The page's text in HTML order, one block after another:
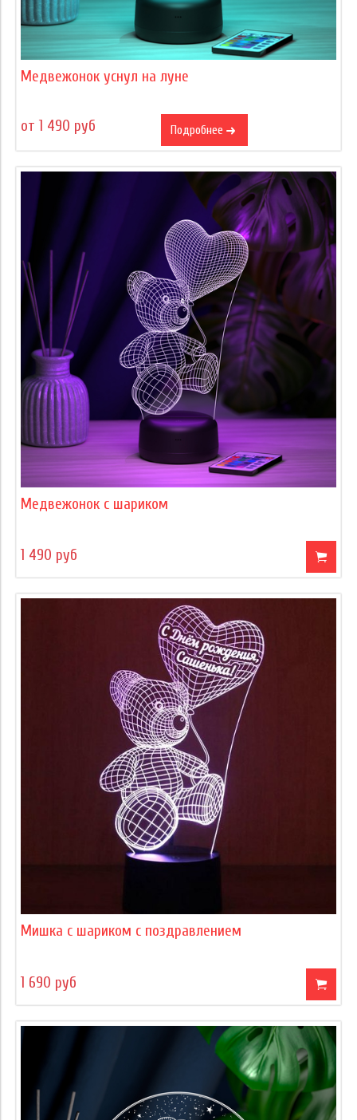
Медвежонок уснул на луне
от 1 490 руб Подробнее
Медвежонок с шариком
1 490 руб
Мишка с шариком с поздравлением
1 690 руб